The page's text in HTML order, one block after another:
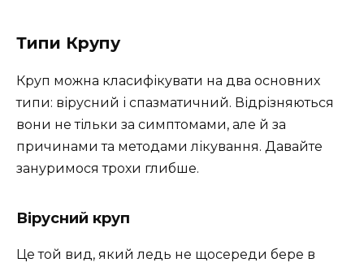
Типи Крупу
Круп можна класифікувати на два основних
типи: вірусний і спазматичний. Відрізняються
вони не тільки за симптомами, але й за
причинами та методами лікування. Давайте
зануримося трохи глибше.
Вірусний круп
Це той вид, який ледь не щосереди бере в